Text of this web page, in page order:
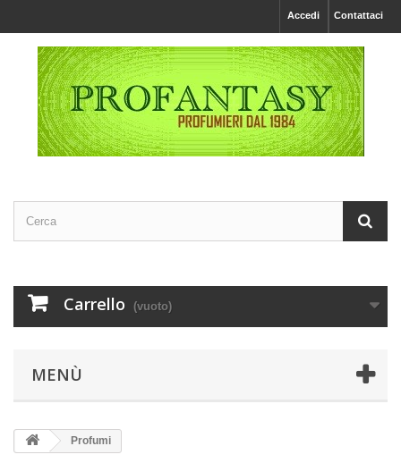
Contattaci
Accedi
Carrello (vuoto)
MENÙ
Profumi